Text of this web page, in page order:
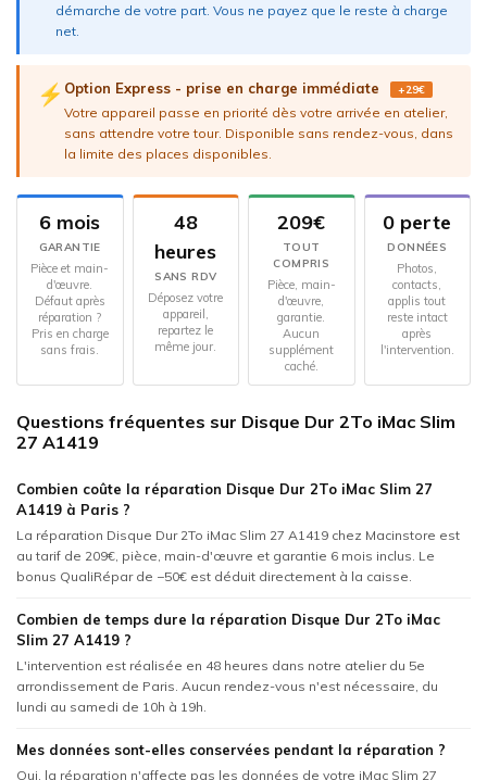
démarche de votre part. Vous ne payez que le reste à charge
net.
⚡ Option Express - prise en charge immédiate +29€
Votre appareil passe en priorité dès votre arrivée en atelier,
sans attendre votre tour. Disponible sans rendez-vous, dans
la limite des places disponibles.
6 mois
GARANTIE
Pièce et main-
d'œuvre.
Défaut après
réparation ?
Pris en charge
sans frais.
48
heures
SANS RDV
Déposez votre
appareil,
repartez le
même jour.
209€
TOUT
COMPRIS
Pièce, main-
d'œuvre,
garantie.
Aucun
supplément
caché.
0 perte
DONNÉES
Photos,
contacts,
applis tout
reste intact
après
l'intervention.
Questions fréquentes sur Disque Dur 2To iMac Slim
27 A1419
Combien coûte la réparation Disque Dur 2To iMac Slim 27
A1419 à Paris ?
La réparation Disque Dur 2To iMac Slim 27 A1419 chez Macinstore est
au tarif de 209€, pièce, main-d'œuvre et garantie 6 mois inclus. Le
bonus QualiRépar de −50€ est déduit directement à la caisse.
Combien de temps dure la réparation Disque Dur 2To iMac
Slim 27 A1419 ?
L'intervention est réalisée en 48 heures dans notre atelier du 5e
arrondissement de Paris. Aucun rendez-vous n'est nécessaire, du
lundi au samedi de 10h à 19h.
Mes données sont-elles conservées pendant la réparation ?
Oui, la réparation n'affecte pas les données de votre iMac Slim 27